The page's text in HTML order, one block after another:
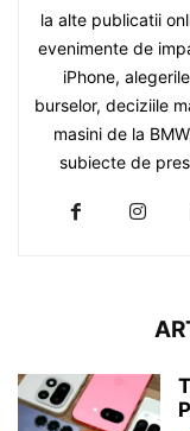
la alte publicatii
evenimente de
iPhone,
burselor, deciziile
masini de la
subiecte de